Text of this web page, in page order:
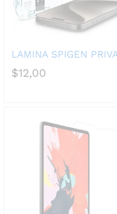
LAMINA SPIGEN
$12,00